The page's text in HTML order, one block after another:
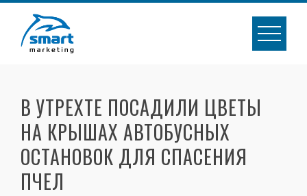
content
В УТРЕХТЕ ПОСАДИЛИ ЦВЕТЫ
НА КРЫШАХ АВТОБУСНЫХ
ОСТАНОВОК ДЛЯ СПАСЕНИЯ
ПЧЕЛ